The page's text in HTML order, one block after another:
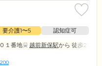
要介護1〜5
認知症可
１番地
越前新保駅から 徒歩21分